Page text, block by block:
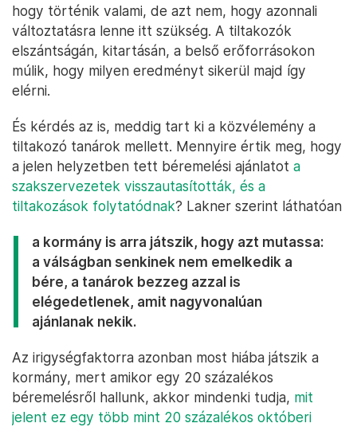
hogy történik valami, de azt nem, hogy azonnali
változtatásra lenne itt szükség. A tiltakozók
elszántságán, kitartásán, a belső erőforrásokon
múlik, hogy milyen eredményt sikerül majd így
elérni.
És kérdés az is, meddig tart ki a közvélemény a
tiltakozó tanárok mellett. Mennyire értik meg, hogy
a jelen helyzetben tett béremelési ajánlatot a
szakszervezetek visszautasították, és a
tiltakozások folytatódnak? Lakner szerint láthatóan
a kormány is arra játszik, hogy azt mutassa:
a válságban senkinek nem emelkedik a
bére, a tanárok bezzeg azzal is
elégedetlenek, amit nagyvonalúan
ajánlanak nekik.
Az irigységfaktorra azonban most hiába játszik a
kormány, mert amikor egy 20 százalékos
béremelésről hallunk, akkor mindenki tudja, mit
jelent ez egy több mint 20 százalékos októberi